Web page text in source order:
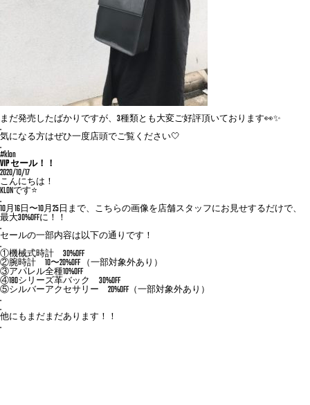
まだ発売したばかりですが、3種類とも大変ご好評頂いております👀✨
.
気になる方はぜひ一度店頭でご覧ください🤍
.
#klon
VIP セール！！
2020/10/17
こんにちは！
KLONです⭐️
.
10月16日〜10月25日まで、こちらの画像を店舗スタッフにお見せするだけで、
最大30%OFFに！！
.
セールの一部内容は以下の通りです！
.
①機械式時計 30%OFF
②腕時計 10〜20%OFF （一部対象外あり）
③アパレル全種10%OFF
④180シリーズ革バック 30%OFF
⑤シルバーアクセサリー 20%OFF（一部対象外あり）
.
.
他にもまだまだあります！！
.